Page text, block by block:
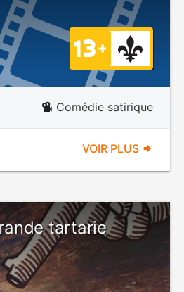
Comédie satirique
VOIR PLUS
tartarie